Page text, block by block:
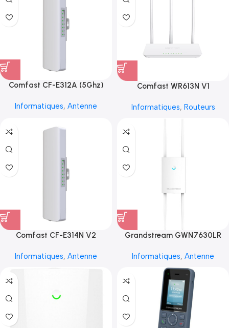
Comfast CF-E312A (5Ghz)
Informatiques, Antenne
Comfast WR613N V1
Informatiques, Routeurs
Comfast CF-E314N V2
Informatiques, Antenne
Grandstream GWN7630LR
Informatiques, Antenne